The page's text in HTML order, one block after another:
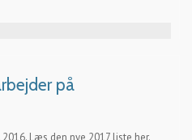
på
2016. Læs den nye 2017 liste her.